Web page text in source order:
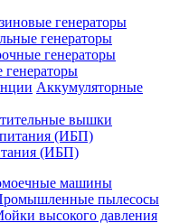
генераторы
генераторы
генераторы
генераторы
Аккумуляторные
вышки
(ИБП)
машины
пылесосы
высокого давления